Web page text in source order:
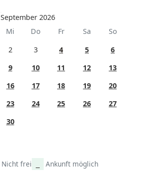
September 2026
Mi Do Fr Sa
So
2 3 4 5
6
9 10 11 12
13
16 17 18 19
20
23 24 25 26
27
30
Nicht frei Ankunft möglich